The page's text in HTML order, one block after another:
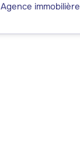
Agence immobilière